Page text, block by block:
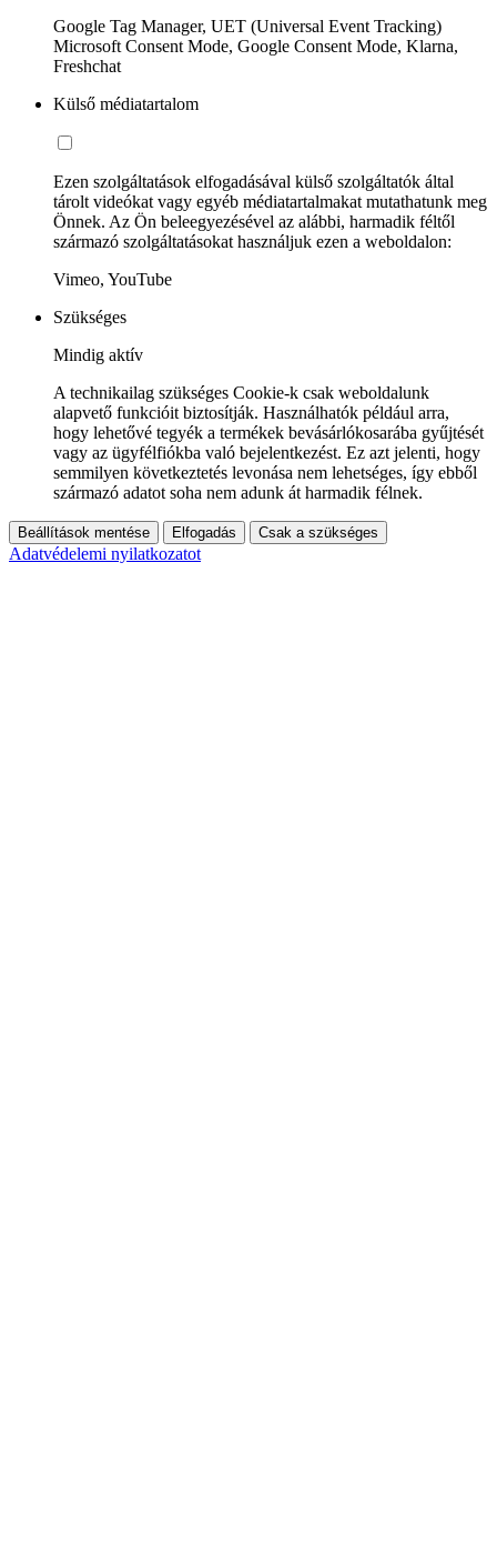
Google Tag Manager, UET (Universal Event Tracking)
Microsoft Consent Mode, Google Consent Mode, Klarna,
Freshchat
Külső médiatartalom
Ezen szolgáltatások elfogadásával külső szolgáltatók által
tárolt videókat vagy egyéb médiatartalmakat mutathatunk meg
Önnek. Az Ön beleegyezésével az alábbi, harmadik féltől
származó szolgáltatásokat használjuk ezen a weboldalon:
Vimeo, YouTube
Szükséges
Mindig aktív
A technikailag szükséges Cookie-k csak weboldalunk
alapvető funkcióit biztosítják. Használhatók például arra,
hogy lehetővé tegyék a termékek bevásárlókosarába gyűjtését
vagy az ügyfélfiókba való bejelentkezést. Ez azt jelenti, hogy
semmilyen következtetés levonása nem lehetséges, így ebből
származó adatot soha nem adunk át harmadik félnek.
Beállítások mentése Elfogadás Csak a szükséges
Adatvédelemi nyilatkozatot